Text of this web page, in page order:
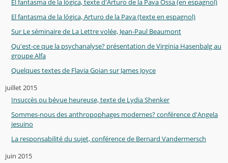
El fantasma de la lógica, texte d'Arturo de la Pava Ossa (en espagnol)
El fantasma de la lógica, Arturo de la Pava (texte en espagnol)
Sur Le séminaire de La Lettre volée, Jean-Paul Beaumont
Qu'est-ce que la psychanalyse? présentation de Virginia Hasenbalg au
groupe Alfa
Quelques textes de Flavia Goian sur James Joyce
juillet 2015
Insuccès ou bévue heureuse, texte de Lydia Shenker
Sommes-nous des anthropophages modernes? conférence d'Angela
jesuino
La responsabilité du sujet, conférence de Bernard Vandermersch
juin 2015